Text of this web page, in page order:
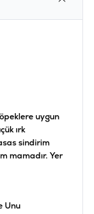
uygun
ırk
sindirim
mamadır. Yer
Unu